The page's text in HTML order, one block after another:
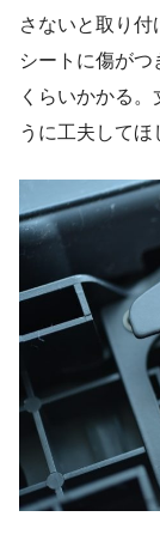
さないと取り
シートに傷が
くらいかかる
うに工夫してほ